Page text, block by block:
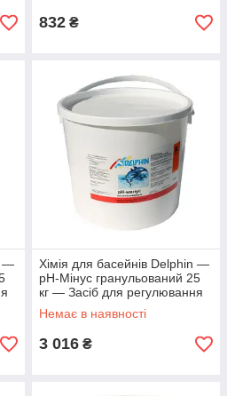
832 ₴
—
Хімія для басейнів Delphin —
рН-Мінус гранульований 25
кг — Засіб для регулювання
кислотності води
Немає в наявності
3 016 ₴